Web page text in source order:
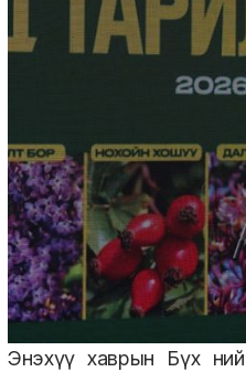
Энэхүү хаврын Бүх